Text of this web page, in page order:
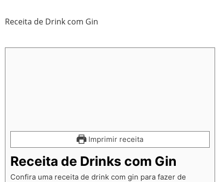
Receita de Drink com Gin
Imprimir receita
Receita de Drinks com Gin
Confira uma receita de drink com gin para fazer de